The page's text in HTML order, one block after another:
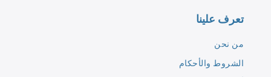
تعرف علينا
من نحن
الشروط والأحكام